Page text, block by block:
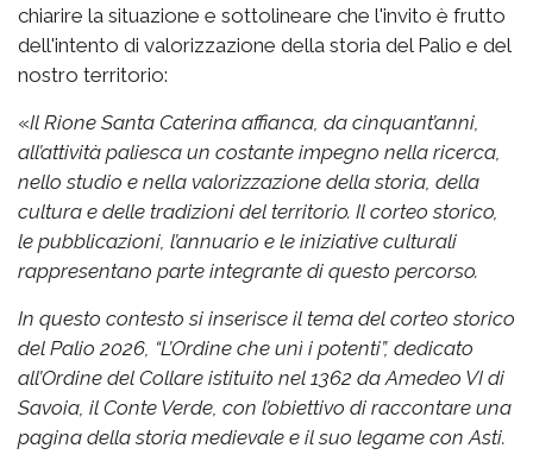
chiarire la situazione e sottolineare che l'invito è frutto
dell'intento di valorizzazione della storia del Palio e del
nostro territorio:
«Il Rione Santa Caterina affianca, da cinquant’anni,
all’attività paliesca un costante impegno nella ricerca,
nello studio e nella valorizzazione della storia, della
cultura e delle tradizioni del territorio. Il corteo storico,
le pubblicazioni, l’annuario e le iniziative culturali
rappresentano parte integrante di questo percorso.
In questo contesto si inserisce il tema del corteo storico
del Palio 2026, “L’Ordine che unì i potenti”, dedicato
all’Ordine del Collare istituito nel 1362 da Amedeo VI di
Savoia, il Conte Verde, con l’obiettivo di raccontare una
pagina della storia medievale e il suo legame con Asti.